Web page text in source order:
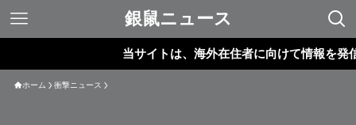
銀鼠ニュース
当サイトは、海外在住者に向けて情報を発信してい
ホーム 衝撃ニュース